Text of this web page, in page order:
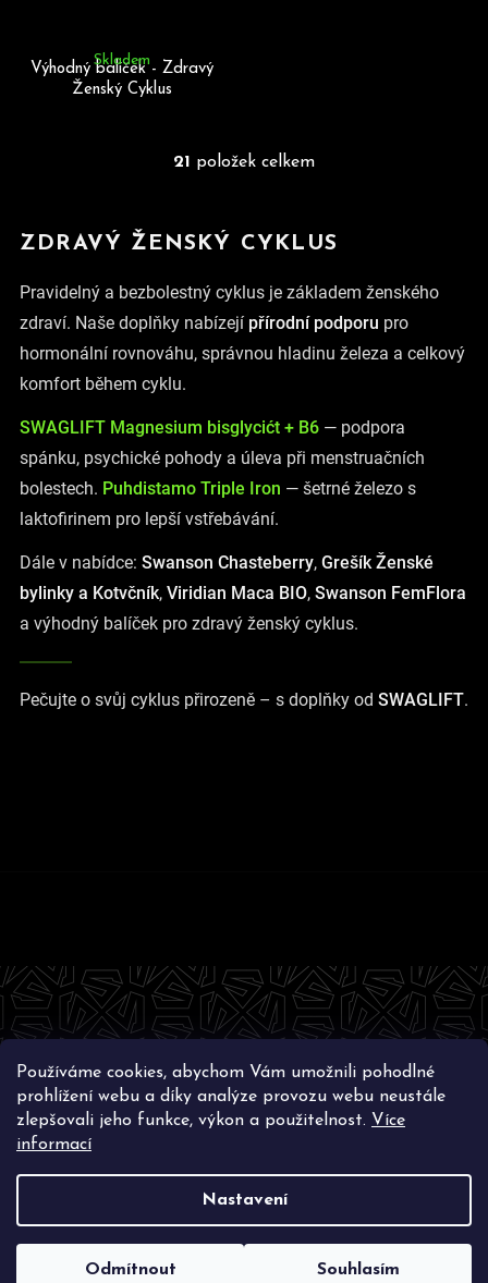
Používáme cookies, abychom Vám umožnili pohodlné
prohlížení webu a díky analýze provozu webu neustále
zlepšovali jeho funkce, výkon a použitelnost. Více
informací
Nastavení
Odmítnout Souhlasím
Výhodný balíček - Zdravý
Ženský Cyklus
Skladem
O
á
a
c
p
k
y
v
p
i
u
21 položek celkem
ZDRAVÝ ŽENSKÝ CYKLUS
Pravidelný a bezbolestný cyklus je základem ženského
zdraví. Naše doplňky nabízejí přírodní podporu pro
hormonální rovnováhu, správnou hladinu železa a celkový
komfort během cyklu.
SWAGLIFT Magnesium bisglycićt + B6— podpora
spánku, psychické pohody a úleva při menstruačních
bolestech. Puhdistamo Triple Iron — šetrné železo s
laktofirinem pro lepší vstřebávání.
Dále v nabídce: Swanson Chasteberry, Grešík Ženské
bylinky a Kotvčník, Viridian Maca BIO, Swanson FemFlora
a výhodný balíček pro zdravý ženský cyklus.
Pečujte o svůj cyklus přirozeně – s doplňky od SWAGLIFT.
p
a
t
Instagram
Vytvořil Shoptet
Copyright 2026SWAGLIFT.COM. Všechna práva
vyhrazena.
Upravit nastavení cookies